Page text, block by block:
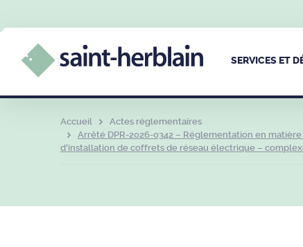
SERVICES ET
Accueil
Actes réglementaires
Arrêté DPR-2026-0342 – Réglementation en
d’installation de coffrets de réseau électrique –